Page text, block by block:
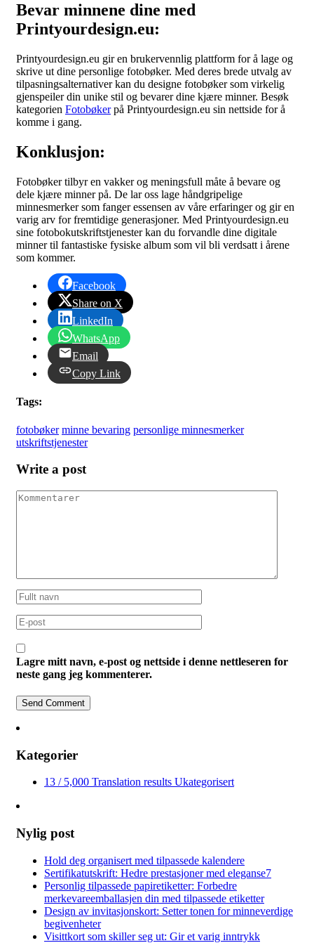
Bevar minnene dine med
Printyourdesign.eu:
Printyourdesign.eu gir en brukervennlig plattform for å lage og
skrive ut dine personlige fotobøker. Med deres brede utvalg av
tilpasningsalternativer kan du designe fotobøker som virkelig
gjenspeiler din unike stil og bevarer dine kjære minner. Besøk
kategorien Fotobøkerpå Printyourdesign.eu sin nettside for å
komme i gang.
Konklusjon:
Fotobøker tilbyr en vakker og meningsfull måte å bevare og
dele kjære minner på. De lar oss lage håndgripelige
minnesmerker som fanger essensen av våre erfaringer og gir en
varig arv for fremtidige generasjoner. Med Printyourdesign.eu
sine fotobokutskriftstjenester kan du forvandle dine digitale
minner til fantastiske fysiske album som vil bli verdsatt i årene
som kommer.
Facebook
Share on X
LinkedIn
WhatsApp
Email
Copy Link
Tags:
fotobøker minne bevaring personlige minnesmerker
utskriftstjenester
Write a post
Lagre mitt navn, e-post og nettside i denne nettleseren for
neste gang jeg kommenterer.
Kategorier
13 / 5,000 Translation results Ukategorisert
Nylig post
Hold deg organisert med tilpassede kalendere
Sertifikatutskrift: Hedre prestasjoner med eleganse7
Personlig tilpassede papiretiketter: Forbedre
merkevareemballasjen din med tilpassede etiketter
Design av invitasjonskort: Setter tonen for minneverdige
begivenheter
Visittkort som skiller seg ut: Gir et varig inntrykk